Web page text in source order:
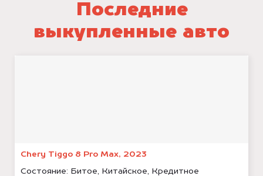
Последние
выкупленные авто
Chery Tiggo 8 Pro Max, 2023
Состояние: Битое, Китайское, Кредитное